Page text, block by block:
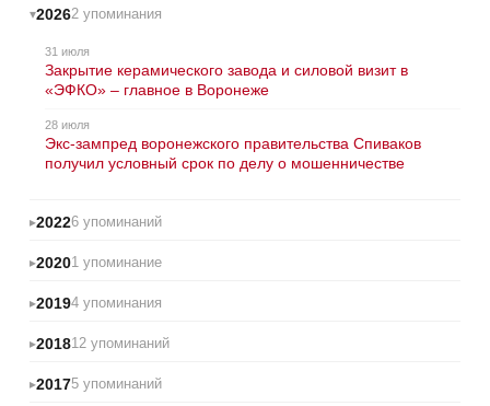
20262 упоминания
31 июля
Закрытие керамического завода и силовой визит в
«ЭФКО» – главное в Воронеже
28 июля
Экс-зампред воронежского правительства Спиваков
получил условный срок по делу о мошенничестве
20226 упоминаний
20201 упоминание
20194 упоминания
201812 упоминаний
20175 упоминаний